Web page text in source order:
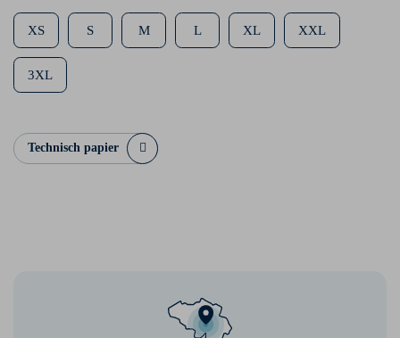
XS S M L XL XXL
3XL
Technisch papier